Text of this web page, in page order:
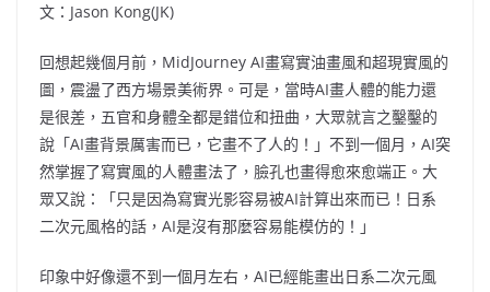
文：Jason Kong(JK)
回想起幾個月前，MidJourney AI畫寫實油畫風和超現實風的
圖，震盪了西方場景美術界。可是，當時AI畫人體的能力還
是很差，五官和身體全都是錯位和扭曲，大眾就言之鑿鑿的
說「AI畫背景厲害而已，它畫不了人的！」不到一個月，AI突
然掌握了寫實風的人體畫法了，臉孔也畫得愈來愈端正。大
眾又說：「只是因為寫實光影容易被AI計算出來而已！日系
二次元風格的話，AI是沒有那麼容易能模仿的！」
印象中好像還不到一個月左右，AI已經能畫出日系二次元風